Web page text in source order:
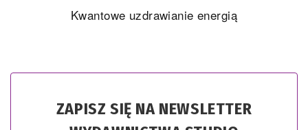
Kwantowe uzdrawianie energią
ZAPISZ SIĘ NA NEWSLETTER